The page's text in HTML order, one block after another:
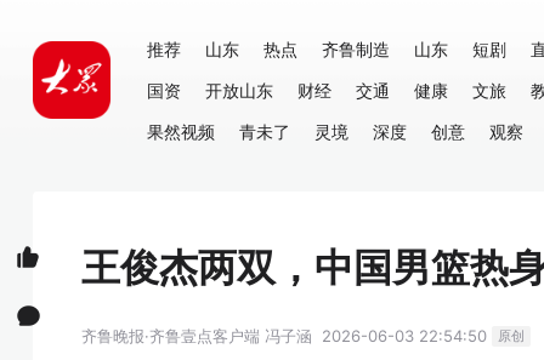
推荐 山东 热点 齐鲁制造 山东 短剧
国资
开放山东 财经 交通 健康 文旅
果然视频
青未了 灵境 深度 创意 观察
王俊杰两双，中国男篮热
齐鲁晚报·齐鲁壹点客户端 冯子涵 2026-06-03 22:54:50 原创